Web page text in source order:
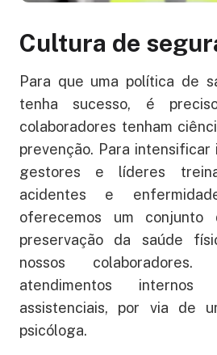
Cultura de
Para que uma política de
tenha sucesso, é
colaboradores tenham
prevenção. Para intensificar
gestores e líderes
acidentes e
oferecemos um conjunto
preservação da saúde
nossos colaboradores.
atendimentos internos
assistenciais, por via de
psicóloga.